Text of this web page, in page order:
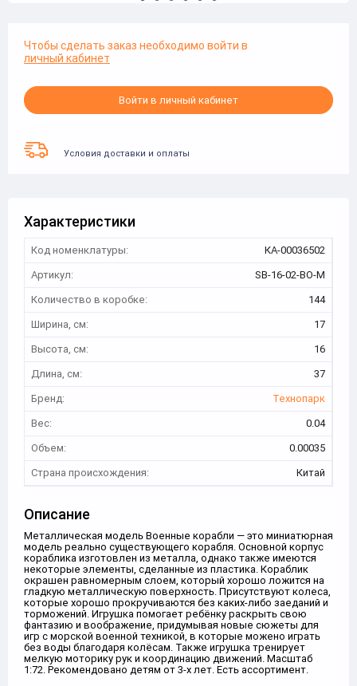
Чтобы сделать заказ необходимо войти в
личный кабинет
Войти в личный кабинет
Условия доставки и оплаты
Характеристики
Код номенклатуры:
КА-00036502
Артикул:
SB-16-02-BO-M
Количество в коробке:
144
Ширина, см:
17
Высота, см:
16
Длина, см:
37
Бренд:
Технопарк
Вес:
0.04
Объем:
0.00035
Страна происхождения:
Китай
Описание
Металлическая модель Военные корабли — это миниатюрная
модель реально существующего корабля. Основной корпус
кораблика изготовлен из металла, однако также имеются
некоторые элементы, сделанные из пластика. Кораблик
окрашен равномерным слоем, который хорошо ложится на
гладкую металлическую поверхность. Присутствуют колеса,
которые хорошо прокручиваются без каких-либо заеданий и
торможений. Игрушка помогает ребёнку раскрыть свою
фантазию и воображение, придумывая новые сюжеты для
игр с морской военной техникой, в которые можено играть
без воды благодаря колёсам. Также игрушка тренирует
мелкую моторику рук и координацию движений. Масштаб
1:72. Рекомендовано детям от 3-х лет. Есть ассортимент.